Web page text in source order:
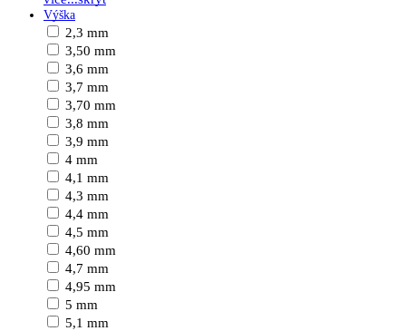
Výška
2,3 mm
3,50 mm
3,6 mm
3,7 mm
3,70 mm
3,8 mm
3,9 mm
4 mm
4,1 mm
4,3 mm
4,4 mm
4,5 mm
4,60 mm
4,7 mm
4,95 mm
5 mm
5,1 mm